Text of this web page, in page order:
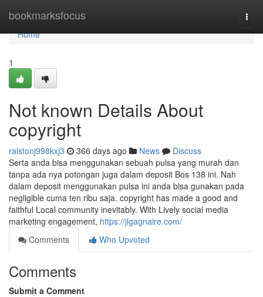
bookmarksfocus
Home
Home
1
Not known Details About
copyright
ralstonj998kxj3 366 days ago News
Discuss
Serta anda bisa menggunakan sebuah pulsa yang murah dan
tanpa ada nya potongan juga dalam deposit Bos 138 ini. Nah
dalam deposit menggunakan pulsa ini anda bisa gunakan pada
negligible cuma ten ribu saja. copyright has made a good and
faithful Local community inevitably. With Lively social media
marketing engagement, https://jlgagnaire.com/
Comments
Who Upvoted
Comments
Submit a Comment